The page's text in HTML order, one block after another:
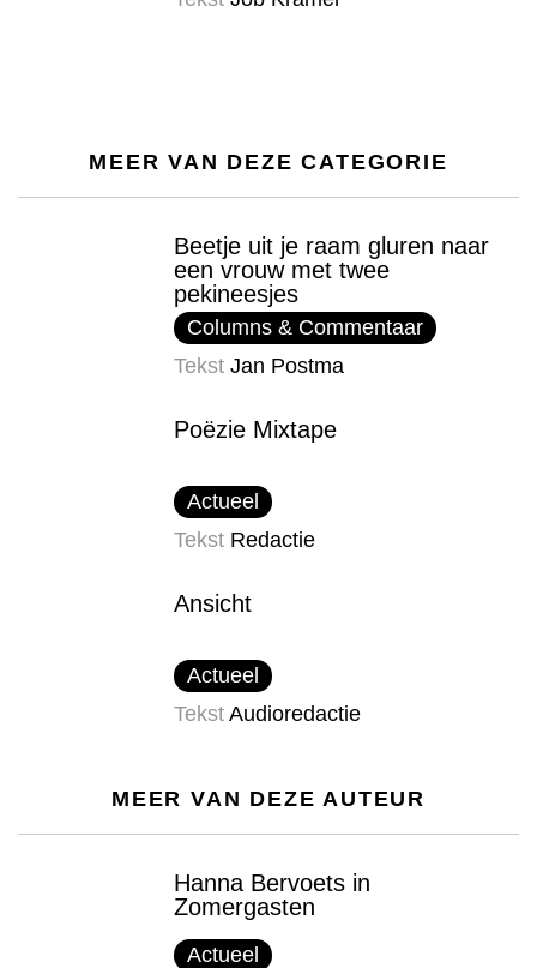
MEER VAN DEZE CATEGORIE
Beetje uit je raam gluren naar
een vrouw met twee
pekineesjes
Columns & Commentaar
Tekst Jan Postma
Poëzie Mixtape
Actueel
Tekst Redactie
Ansicht
Actueel
Tekst Audioredactie
MEER VAN DEZE AUTEUR
Hanna Bervoets in
Zomergasten
Actueel